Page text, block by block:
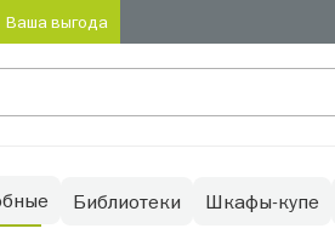
Ваша выгода
Библиотеки Шкафы-купе